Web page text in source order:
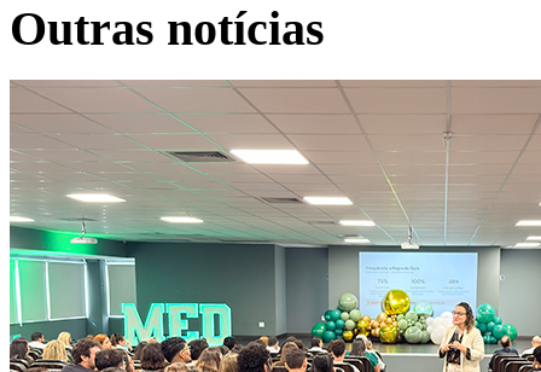
Outras notícias